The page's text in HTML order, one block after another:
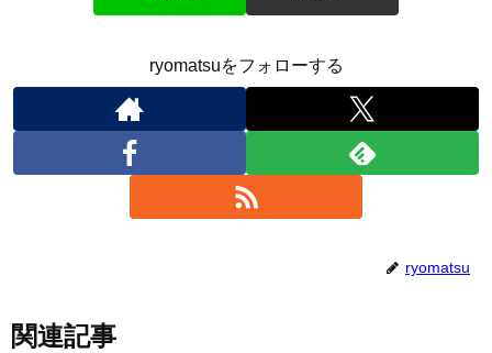
ryomatsuをフォローする
ryomatsu
関連記事